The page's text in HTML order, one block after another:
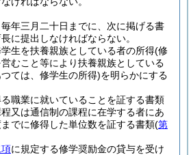
年三月二十日までに、次に掲げる書
に提出しなければならない。
生を扶養親族としている者の所得(修
むこと等により扶養親族としている
ては、修学生の所得)を明らかにする
職業に就いていることを証する書類
又は通信制の課程に在学する者にあ
でに修得した単位数を証する書類(第
に規定する修学奨励金の貸与を受け